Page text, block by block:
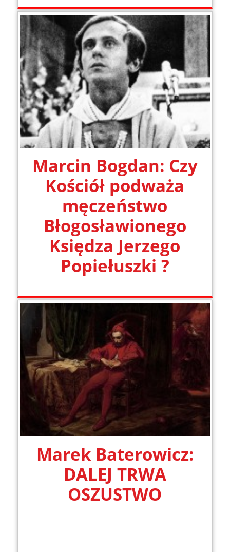
Marcin Bogdan: Czy
Kościół podważa
męczeństwo
Błogosławionego
Księdza Jerzego
Popiełuszki ?
Marek Baterowicz:
DALEJ TRWA
OSZUSTWO